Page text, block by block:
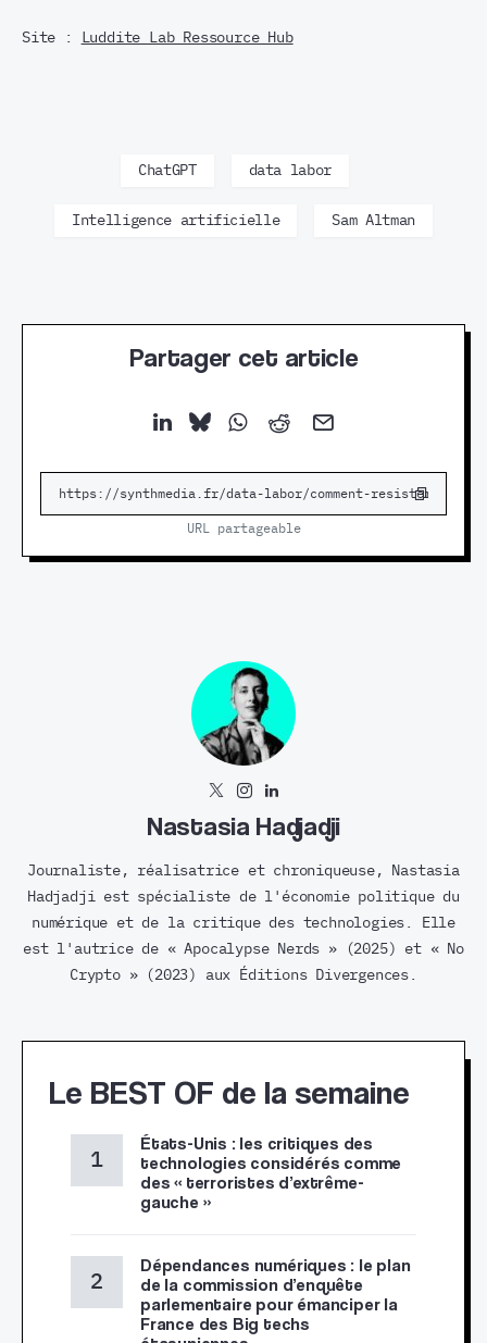
Site : Luddite Lab Ressource Hub
ChatGPT data labor
Intelligence artificielle Sam Altman
Partager cet article
URL partageable
Nastasia Hadjadji
Journaliste, réalisatrice et chroniqueuse, Nastasia
Hadjadji est spécialiste de l'économie politique du
numérique et de la critique des technologies. Elle
est l'autrice de « Apocalypse Nerds » (2025) et « No
Crypto » (2023) aux Éditions Divergences.
Le BEST OF de la semaine
États-Unis : les critiques des
technologies considérés comme
des « terroristes d’extrême-
gauche »
Dépendances numériques : le plan
de la commission d’enquête
parlementaire pour émanciper la
France des Big techs